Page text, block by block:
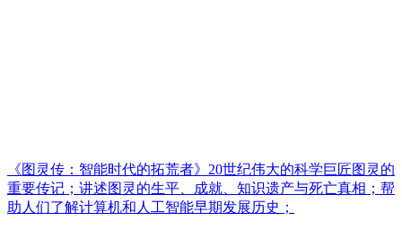
《图灵传：智能时代的拓荒者》20世纪伟大的科学巨匠图灵的
重要传记；讲述图灵的生平、成就、知识遗产与死亡真相；帮
助人们了解计算机和人工智能早期发展历史；